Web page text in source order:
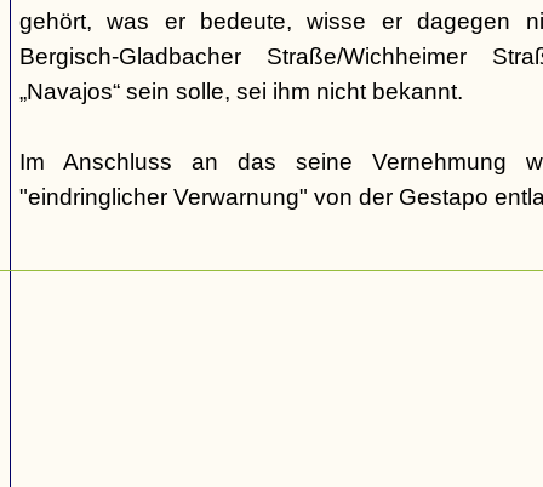
gehört, was er bedeute, wisse er dagegen
Bergisch-Gladbacher Straße/Wichheimer
„Navajos“ sein solle, sei ihm nicht bekannt.
Im Anschluss an das seine Vernehmung
"eindringlicher Verwarnung" von der Gestapo